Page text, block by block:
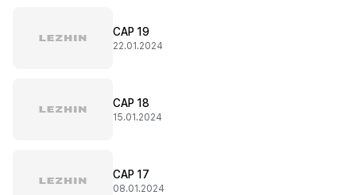
CAP 19
22.01.2024
CAP 18
15.01.2024
CAP 17
08.01.2024